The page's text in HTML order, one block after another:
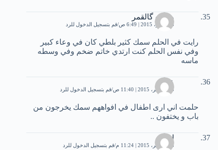
وحيده گالقمر
5 نوفمبر، 2015 | 6:49 ص قم بتسجيل الدخول للرد
رايت في الحلم سمك كثير بلطي كان في وعاء كبير
وفي نفس الحلم كنت ارتدي خاتم ضخم وفي وسطه
ماسه
عمر
13 نوفمبر، 2015 | 11:40 ص قم بتسجيل الدخول للرد
حلمت اني ارى اطفال في افواههم سمك يخرجون من
باب و يختفون ..
ليلي
13 نوفمبر، 2015 | 11:24 م قم بتسجيل الدخول للرد